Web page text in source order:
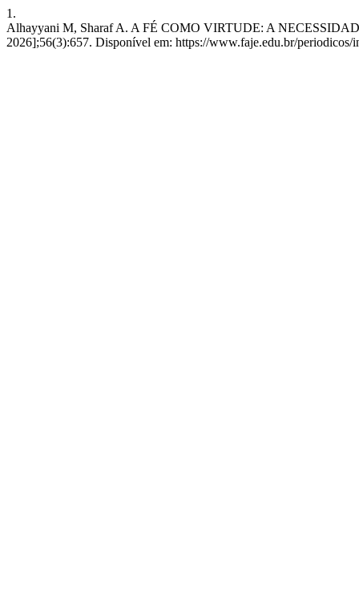
1.
Alhayyani M, Sharaf A. A FÉ COMO VIRTUDE: A
2026];56(3):657. Disponível em: https://www.faje.edu.br/periodicos/